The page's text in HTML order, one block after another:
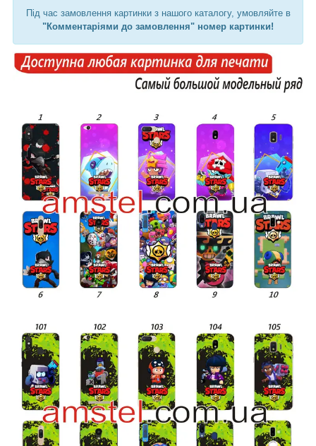
Під час замовлення картинки з нашого каталогу, умовляйте в
"Комментаріями до замовлення" номер картинки!